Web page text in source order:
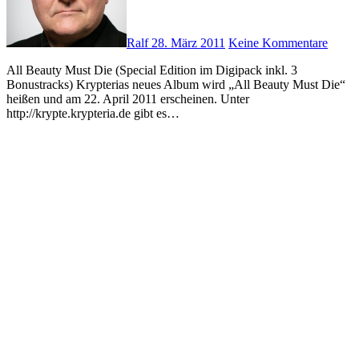
Ralf28. März 2011 Keine Kommentare
All Beauty Must Die (Special Edition im Digipack inkl. 3
Bonustracks) Krypterias neues Album wird „All Beauty Must Die“
heißen und am 22. April 2011 erscheinen. Unter
http://krypte.krypteria.de gibt es…